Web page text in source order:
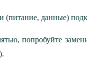
(питание, данные)
попробуйте